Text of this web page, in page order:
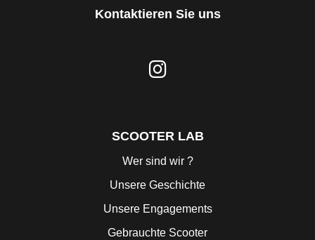
Kontaktieren Sie uns
SCOOTER LAB
Wer sind wir ?
Unsere Geschichte
Unsere Engagements
Gebrauchte Scooter